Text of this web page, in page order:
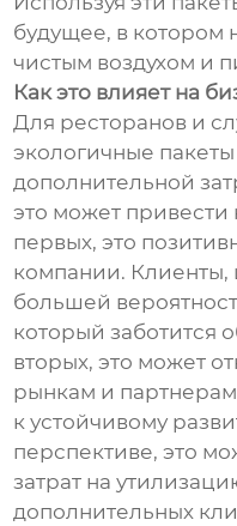
будущее, в котором
чистым воздухом и
Как это влияет на
Для ресторанов и
экологичные
дополнительной
это может привести
первых, это
компании. Клиенты,
большей
который заботится
вторых, это может
рынкам и
к устойчивому
перспективе, это
затрат на
дополнительных